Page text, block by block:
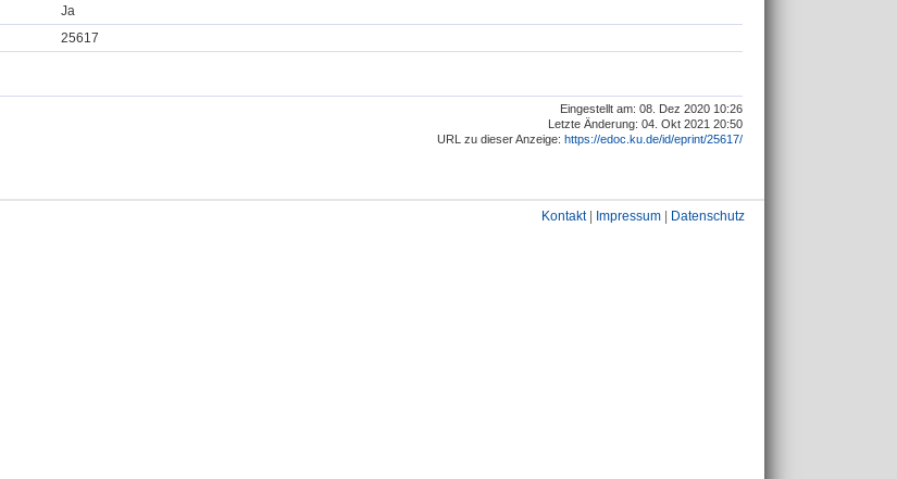
Ja
25617
Eingestellt am: 08. Dez 2020 10:26
Letzte Änderung: 04. Okt 2021 20:50
URL zu dieser Anzeige: https://edoc.ku.de/id/eprint/25617/
Kontakt| Impressum Datenschutz